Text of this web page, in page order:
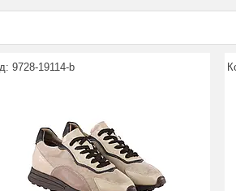
9728-19114-b